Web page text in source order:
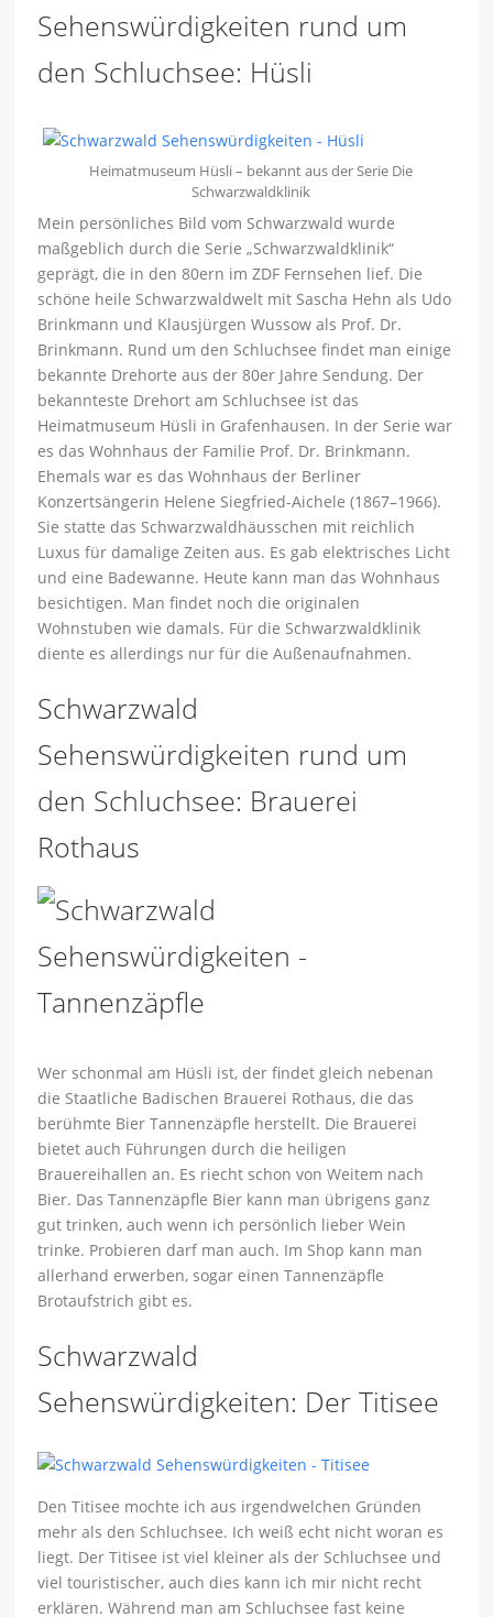
Sehenswürdigkeiten rund um
den Schluchsee: Hüsli
Heimatmuseum Hüsli – bekannt aus der Serie Die
Schwarzwaldklinik
Mein persönliches Bild vom Schwarzwald wurde
maßgeblich durch die Serie „Schwarzwaldklinik“
geprägt, die in den 80ern im ZDF Fernsehen lief. Die
schöne heile Schwarzwaldwelt mit Sascha Hehn als Udo
Brinkmann und Klausjürgen Wussow als Prof. Dr.
Brinkmann. Rund um den Schluchsee findet man einige
bekannte Drehorte aus der 80er Jahre Sendung. Der
bekannteste Drehort am Schluchsee ist das
Heimatmuseum Hüsli in Grafenhausen. In der Serie war
es das Wohnhaus der Familie Prof. Dr. Brinkmann.
Ehemals war es das Wohnhaus der Berliner
Konzertsängerin Helene Siegfried-Aichele (1867–1966).
Sie statte das Schwarzwaldhäusschen mit reichlich
Luxus für damalige Zeiten aus. Es gab elektrisches Licht
und eine Badewanne. Heute kann man das Wohnhaus
besichtigen. Man findet noch die originalen
Wohnstuben wie damals. Für die Schwarzwaldklinik
diente es allerdings nur für die Außenaufnahmen.
Schwarzwald
Sehenswürdigkeiten rund um
den Schluchsee: Brauerei
Rothaus
Wer schonmal am Hüsli ist, der findet gleich nebenan
die Staatliche Badischen Brauerei Rothaus, die das
berühmte Bier Tannenzäpfle herstellt. Die Brauerei
bietet auch Führungen durch die heiligen
Brauereihallen an. Es riecht schon von Weitem nach
Bier. Das Tannenzäpfle Bier kann man übrigens ganz
gut trinken, auch wenn ich persönlich lieber Wein
trinke. Probieren darf man auch. Im Shop kann man
allerhand erwerben, sogar einen Tannenzäpfle
Brotaufstrich gibt es.
Schwarzwald
Sehenswürdigkeiten: Der Titisee
Den Titisee mochte ich aus irgendwelchen Gründen
mehr als den Schluchsee. Ich weiß echt nicht woran es
liegt. Der Titisee ist viel kleiner als der Schluchsee und
viel touristischer, auch dies kann ich mir nicht recht
erklären. Während man am Schluchsee fast keine